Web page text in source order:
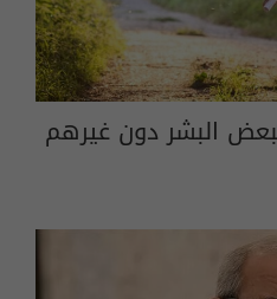
البشر دون غيرهم